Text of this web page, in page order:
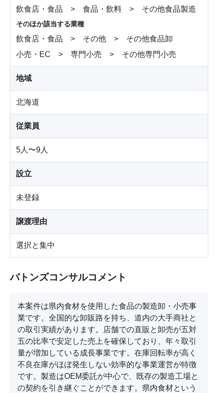
飲食店・食品 > 食品・飲料 > その他食品製造
そのほか該当する業種
飲食店・食品 > その他 > その他食品卸
小売・EC > 専門小売 > その他専門小売
地域
北海道
従業員
5人〜9人
設立
未登録
譲渡理由
選択と集中
バトンズコンサルコメント
本案件は県内食材を使用した食品の製造卸・小売事
業です。全国的な卸販路を持ち、道内の大手商社と
の取引実績があります。店舗での直販と卸売が五対
五の比率で安定した売上を確保しており、年々取引
量が増加している成長事業です。在庫回転率が高く
不良在庫がほぼ発生しない効率的な事業運営が特徴
です。製造はOEM委託が中心で、既存の製造工場と
の契約を引き継ぐことができます。県内食材という